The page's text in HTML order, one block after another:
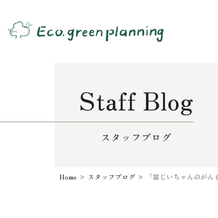
Staff Blog
スタッフブログ
Home > スタッフブログ > 「富じいちゃんのがん